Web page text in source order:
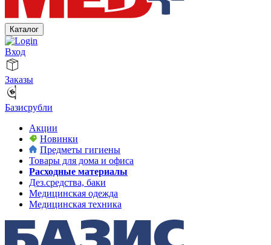
Каталог
Вход
Заказы
Базисрубли
Акции
Новинки
Предметы гигиены
Товары для дома и офиса
Расходные материалы
Дез.средства, баки
Медицинская одежда
Медицинская техника